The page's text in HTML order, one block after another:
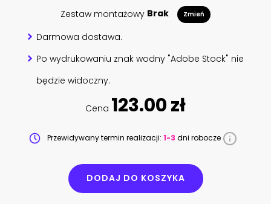
Zestaw montażowy Brak Zmień
Darmowa dostawa.
Po wydrukowaniu znak wodny "Adobe Stock" nie
będzie widoczny.
Cena 123.00 zł
Przewidywany termin realizacji: 1-3 dni robocze
DODAJ DO KOSZYKA